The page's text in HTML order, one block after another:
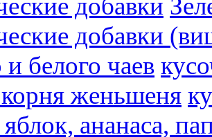
добавки
добавки
и белого чаев
женьшеня
ананаса,